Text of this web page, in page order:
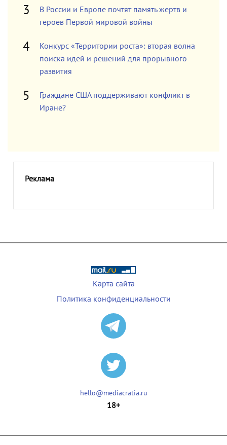
В России и Европе почтят память жертв и
героев Первой мировой войны
Конкурс «Территории роста»: вторая волна
поиска идей и решений для прорывного
развития
Граждане США поддерживают конфликт в
Иране?
Реклама
Карта сайта
Политика конфиденциальности
hello@mediacratia.ru
18+